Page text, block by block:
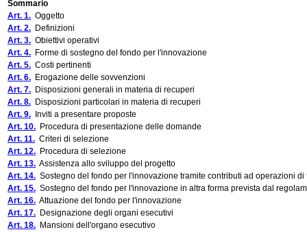
Sommario
Art. 1. Oggetto
Art. 2. Definizioni
Art. 3. Obiettivi operativi
Art. 4. Forme di sostegno del fondo per l'innovazione
Art. 5. Costi pertinenti
Art. 6. Erogazione delle sovvenzioni
Art. 7. Disposizioni generali in materia di recuperi
Art. 8. Disposizioni particolari in materia di recuperi
Art. 9. Inviti a presentare proposte
Art. 10. Procedura di presentazione delle domande
Art. 11. Criteri di selezione
Art. 12. Procedura di selezione
Art. 13. Assistenza allo sviluppo del progetto
Art. 14. Sostegno del fondo per l'innovazione tramite contributi ad operazioni
Art. 15. Sostegno del fondo per l'innovazione in altra forma prevista dal
Art. 16. Attuazione del fondo per l'innovazione
Art. 17. Designazione degli organi esecutivi
Art. 18. Mansioni dell'organo esecutivo